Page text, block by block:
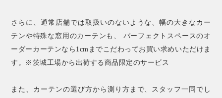
さらに、通常店舗では取扱いのないような、幅の大きなカー
テンや特殊な窓用のカーテンも、 パーフェクトスペースのオ
ーダーカーテンなら1cmまでこだわってお買い求めいただけま
す。※茨城工場から出荷する商品限定のサービス
また、カーテンの選び方から測り方まで、スタッフ一同でし